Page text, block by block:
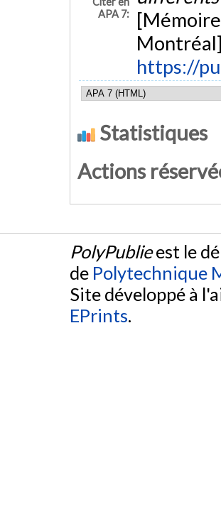
APA 7:
https://
Statistiques
Actions
PolyPublieest le
de Polytechnique
Site développé à
EPrints.